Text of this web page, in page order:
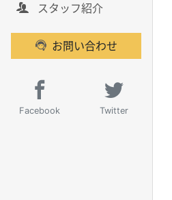
スタッフ紹介
お問い合わせ
Facebook Twitter